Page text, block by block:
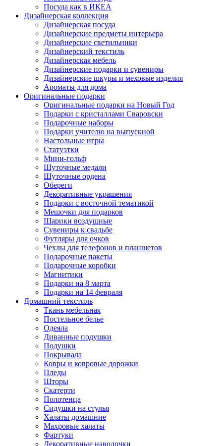
Посуда как в ИКЕА
Дизайнерская коллекция
Дизайнерская посуда
Дизайнерские предметы интерьера
Дизайнерские светильники
Дизайнерский текстиль
Дизайнерская мебель
Дизайнерские подарки и сувениры
Дизайнерские шкуры и меховые изделия
Ароматы для дома
Оригинальные подарки
Оригинальные подарки на Новый Год
Подарки с кристаллами Сваровски
Подарочные наборы
Подарки учителю на выпускной
Настольные игры
Статуэтки
Мини-гольф
Шуточные медали
Шуточные ордена
Обереги
Декоративные украшения
Подарки с восточной тематикой
Мешочки для подарков
Шарики воздушные
Сувениры к свадьбе
Футляры для очков
Чехлы для телефонов и планшетов
Подарочные пакеты
Подарочные коробки
Магнитики
Подарки на 8 марта
Подарки на 14 февраля
Домашний текстиль
Ткань мебельная
Постельное белье
Одеяла
Диванные подушки
Подушки
Покрывала
Ковры и ковровые дорожки
Пледы
Шторы
Скатерти
Полотенца
Сидушки на стулья
Халаты домашние
Махровые халаты
Фартуки
Декоративные наволочки